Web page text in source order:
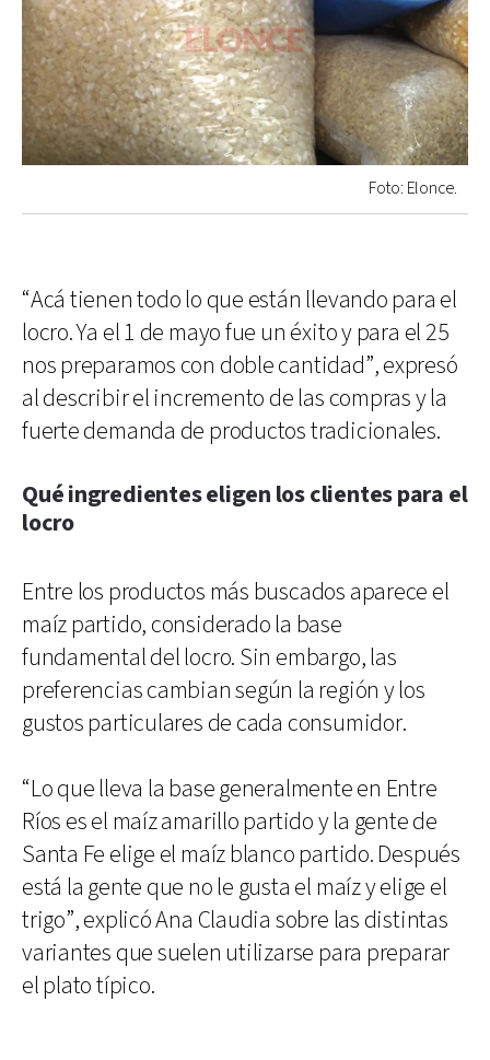
Foto: Elonce.
“Acá tienen todo lo que están llevando para el
locro. Ya el 1 de mayo fue un éxito y para el 25
nos preparamos con doble cantidad”, expresó
al describir el incremento de las compras y la
fuerte demanda de productos tradicionales.
Qué ingredientes eligen los clientes para el
locro
Entre los productos más buscados aparece el
maíz partido, considerado la base
fundamental del locro. Sin embargo, las
preferencias cambian según la región y los
gustos particulares de cada consumidor.
“Lo que lleva la base generalmente en Entre
Ríos es el maíz amarillo partido y la gente de
Santa Fe elige el maíz blanco partido. Después
está la gente que no le gusta el maíz y elige el
trigo”, explicó Ana Claudia sobre las distintas
variantes que suelen utilizarse para preparar
el plato típico.